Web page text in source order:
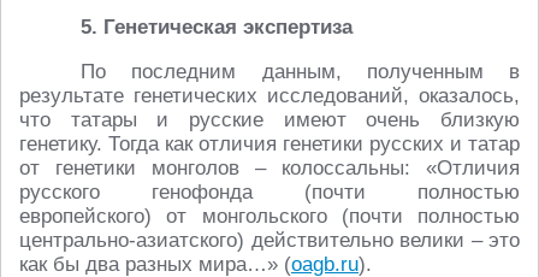
5. Генетическая экспертиза
По последним данным, полученным в
результате генетических исследований, оказалось,
что татары и русские имеют очень близкую
генетику. Тогда как отличия генетики русских и татар
от генетики монголов – колоссальны: «Отличия
русского генофонда (почти полностью
европейского) от монгольского (почти полностью
центрально-азиатского) действительно велики – этo
как бы два разных мира…» (oagb.ru).